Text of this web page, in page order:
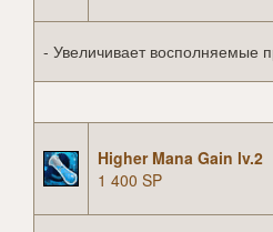
- Увеличивает восполняемые
Higher Mana Gain lv.2
1 400 SP